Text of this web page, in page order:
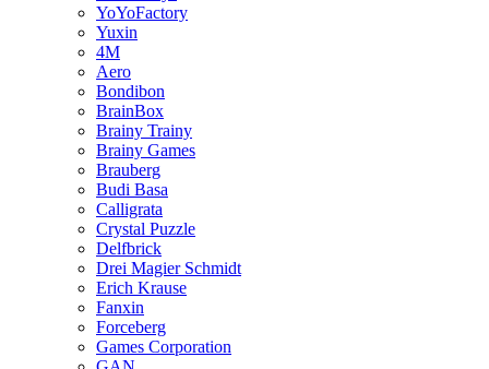
YoYoFactory
Yuxin
4M
Aero
Bondibon
BrainBox
Brainy Trainy
Brainy Games
Brauberg
Budi Basa
Calligrata
Crystal Puzzle
Delfbrick
Drei Magier Schmidt
Erich Krause
Fanxin
Forceberg
Games Corporation